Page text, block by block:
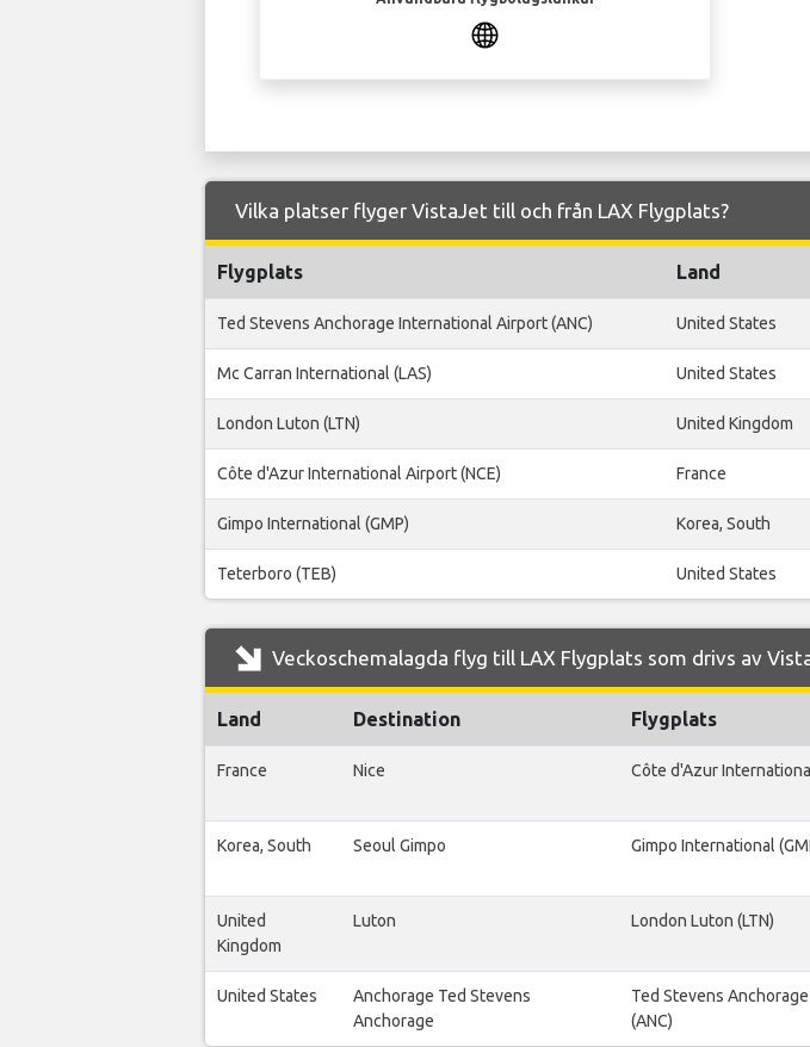
Vilka platser flyger VistaJet till och från LAX Flygplats?
Flygplats Land
Ted Stevens Anchorage International Airport (ANC) United States
Mc Carran International (LAS) United States
London Luton (LTN) United Kingdom
Côte d'Azur International Airport (NCE) France
Gimpo International (GMP) Korea, South
Teterboro (TEB) United States
Veckoschemalagda flyg till LAX Flygplats som drivs av
Land Destination Flygplats
France Nice Côte d'Azur
Korea, South Seoul Gimpo Gimpo International
United
Kingdom
Luton London Luton (LTN)
United States
Anchorage Ted Stevens
Anchorage
Ted Stevens
(ANC)